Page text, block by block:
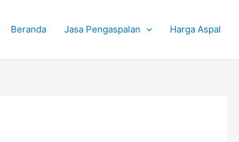
Beranda Jasa Pengaspalan Harga Aspal